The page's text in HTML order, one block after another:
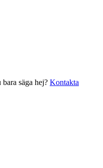
säga hej? Kontakta